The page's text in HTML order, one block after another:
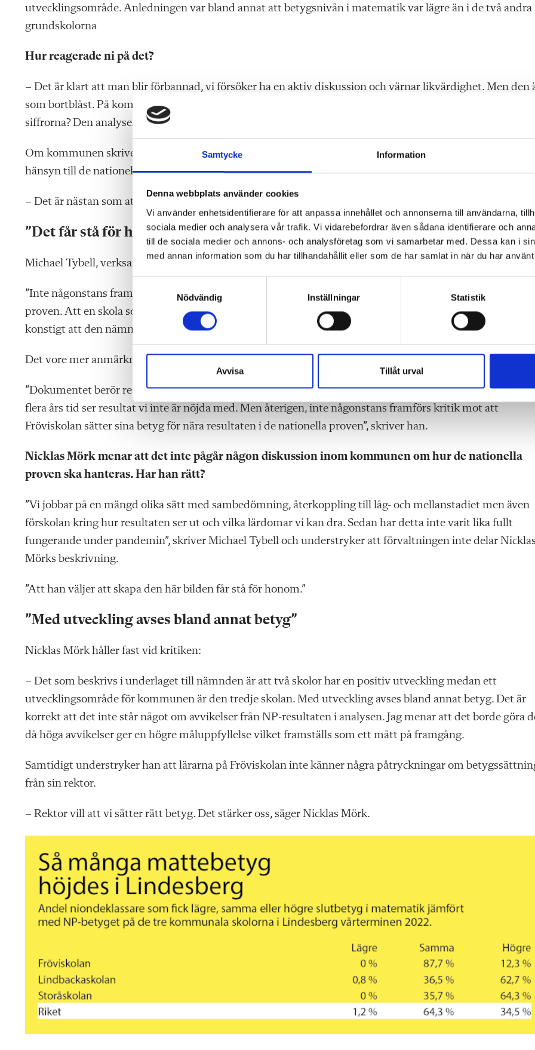
Samtycke Information
Denna webbplats använder cookies
Vi använder enhetsidentifierare för att anpassa innehållet och annonserna till användarna,
sociala medier och analysera vår trafik. Vi vidarebefordrar även sådana identifierare och
till de sociala medier och annons- och analysföretag som vi samarbetar med. Dessa kan i
med annan information som du har tillhandahållit eller som de har samlat in när du har
a
m
t
s
v
a
Nödvändig Inställningar Statistik
Avvisa Tillåt urval
utvecklingsområde. Anledningen var bland annat att betygs­nivån i matematik var lägre än i de två andra
grundskolorna
Hur reagerade ni på det?
– Det är klart att man blir förbannad, vi försöker ha en aktiv diskussion och värnar likvärdighet. Men den
som bortblåst. På kommunal nivå är det måluppfyllelse som är det viktiga. Hur kunskaperna ser ut bakom
siffrorna? Den analysen gör man inte, säger Nicklas Mörk.
Om kommunen skriver att det är betygen som spelar roll så underblåser den ett arbetssätt som inte tar
hänsyn till de nationella proven, anser Nicklas Mörk.
– Det är nästan som att skriva att det är bra att avvika från nationella provet.
”Det får stå för honom”
Michael Tybell, verksamhetschef för grundskolan, tillbakavisar kritiken via mejl.
”Inte någonstans framförs kritik mot att Fröviskolan sätter sina betyg för nära resultaten i de nationella
proven. Att en skola som i flera års tid uppnår resultat som är på en nivå där vi inte är nöjda är väl inte
konstigt att den nämns som ett utvecklingsområde.”
Det vore mer anmärkningsvärt om förvaltningen inte uppmärksammade detta, menar Michael Tybell.
”Dokumentet berör resultaten i stort på Fröviskolan och där är ämnet matematik ett av de ämnen där vi i
flera års tid ser resultat vi inte är nöjda med. Men åter­igen, inte någonstans framförs kritik mot att
Fröviskolan sätter sina betyg för nära resultaten i de nationella proven”, skriver han.
Nicklas Mörk menar att det inte pågår någon diskussion inom kommunen om hur de nationella
proven ska hanteras. Har han rätt?
”Vi jobbar på en mängd olika sätt med sambedömning, återkoppling till låg- och mellanstadiet men även
förskolan kring hur resultaten ser ut och vilka lärdomar vi kan dra. Sedan har detta inte varit lika fullt
fungerande under pandemin”, skriver Michael Tybell och understryker att förvaltningen inte delar Nicklas
Mörks beskrivning.
”Att han väljer att skapa den här bilden får stå för honom.”
”Med utveckling avses bland annat betyg”
Nicklas Mörk håller fast vid kritiken:
– Det som beskrivs i underlaget till nämnden är att två skolor har en positiv utveckling medan ett
utvecklingsområde för kommunen är den tredje skolan. Med utveckling avses bland annat betyg. Det är
korrekt att det inte står något om avvikelser från NP-resultaten i analysen. Jag menar att det borde göra
då höga avvikelser ger en högre måluppfyllelse vilket framställs som ett mått på framgång.
Samtidigt understryker han att lärarna på Fröviskolan inte känner några påtryckningar om
från sin rektor.
– Rektor vill att vi sätter rätt betyg. Det stärker oss, säger Nicklas Mörk.